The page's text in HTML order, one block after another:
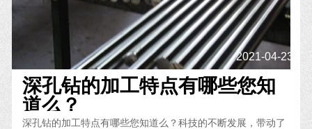
2021-04-23
深孔钻的加工特点有哪些您知
道么？
深孔钻的加工特点有哪些您知道么？科技的不断发展，带动了